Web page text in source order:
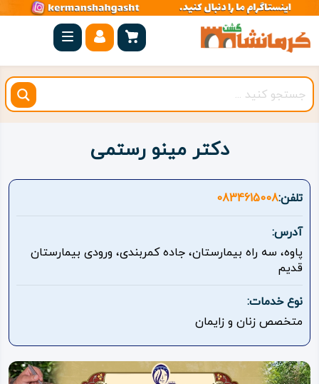
صفحه
اصلی
کرمانشاه
شهرستان
بیستون
روستاهای
هدف
اقامتگاه
ویژه
دکتر مینو رستمی
تلفن:0834615008
آدرس:
پاوه، سه راه بیمارستان، جاده کمربندی، ورودی بیمارستان
قدیم
نوع خدمات:
متخصص زنان و زایمان